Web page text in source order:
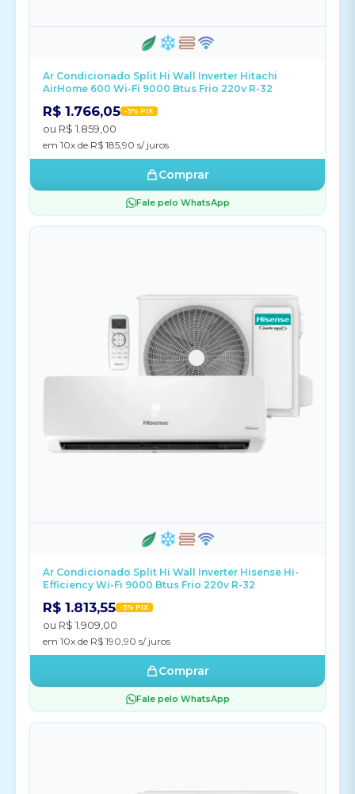
Ar Condicionado Split Hi Wall Inverter Hitachi
AirHome 600 Wi-Fi 9000 Btus Frio 220v R-32
R$ 1.766,05 -5% PIX
ou R$ 1.859,00
em 10x de R$ 185,90 s/ juros
Comprar
Fale pelo WhatsApp
Ar Condicionado Split Hi Wall Inverter Hisense Hi-
Efficiency Wi-Fi 9000 Btus Frio 220v R-32
R$ 1.813,55 -5% PIX
ou R$ 1.909,00
em 10x de R$ 190,90 s/ juros
Comprar
Fale pelo WhatsApp